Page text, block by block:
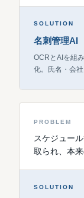
SOLUTION
名刺管理AI
OCRとAIを組
化。氏名・会
PROBLEM
スケジュー
取られ、本
SOLUTION